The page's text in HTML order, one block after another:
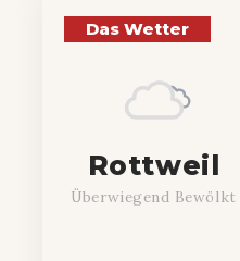
Das Wetter
Rottweil
Überwiegend Bewölkt